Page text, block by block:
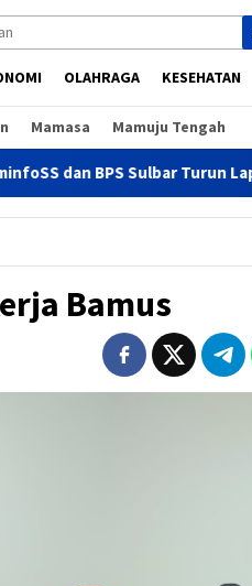
OLAHRAGA KESEHATAN
Mamasa Mamuju Tengah
BPS Sulbar Turun Lapangan
Bamus